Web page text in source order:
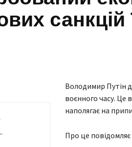
Володимир Путін
воєнного часу. Це
наполягає на
Про це